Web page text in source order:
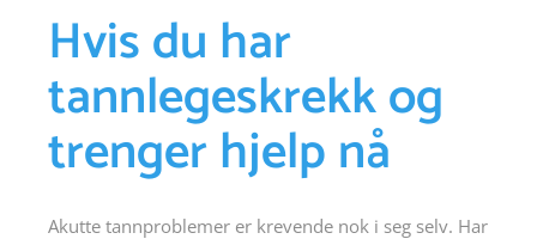
Hvis du har
tannlegeskrekk og
trenger hjelp nå
Akutte tannproblemer er krevende nok i seg selv. Har